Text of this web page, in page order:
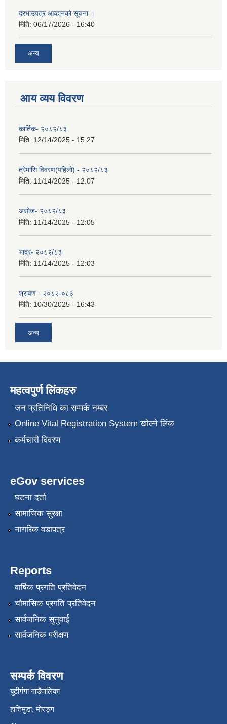
दरभाउपत्र आव्हानको सूचना ।
मिति: 06/17/2026 - 16:40
अन्य
आय व्यय विवरण
कार्तिक- २०८२/८३
मिति: 12/14/2025 - 15:27
त्रेमासि विवरण(पहिलो) - २०८२/८३
मिति: 11/14/2025 - 12:07
असोज- २०८२/८३
मिति: 11/14/2025 - 12:05
भाद्र- २०८२/८३
मिति: 11/14/2025 - 12:03
श्रावण - २०८२-०८३
मिति: 10/30/2025 - 16:43
अन्य
महत्वपुर्ण लिंकहरु
जन प्रतिनिधि का सम्पर्क नम्बर
Online Vital Registration System खोल्ने लिंक
कर्मचारी विवरण
eGov services
घटना दर्ता
सामाजिक सुरक्षा
नागरिक वडापत्र
Reports
वार्षिक प्रगति प्रतिवेदन
चौमासिक प्रगति प्रतिवेदन
सार्वजनिक सुनुवाई
सार्वजनिक परीक्षण
सम्पर्क विवरण
बुढीगंगा गाउँपालिका
हात्तिमुडा, मोरङ्ग